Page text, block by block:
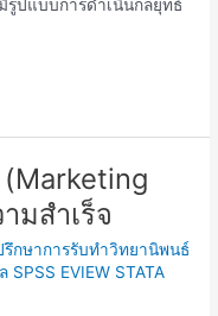
ปแบบการดำเนินกลยุทธ์
มสำเร็จ
กษาการรับทำวิทยานิพนธ์
EVIEW STATA